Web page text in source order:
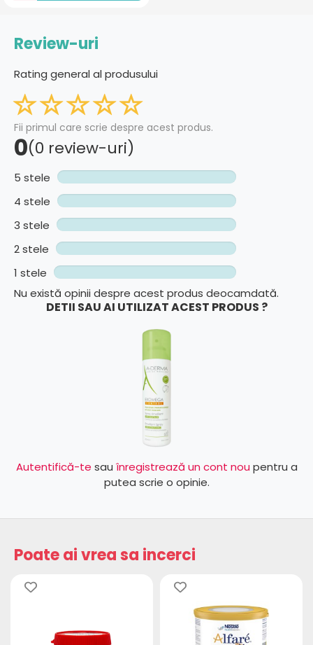
Review-uri
Rating general al produsului
Fii primul care scrie despre acest produs.
0(0 review-uri)
5 stele
4 stele
3 stele
2 stele
1 stele
Nu există opinii despre acest produs deocamdată.
DETII SAU AI UTILIZAT ACEST PRODUS ?
Autentifică-te sau înregistrează un cont nou pentru a
putea scrie o opinie.
Poate ai vrea sa incerci